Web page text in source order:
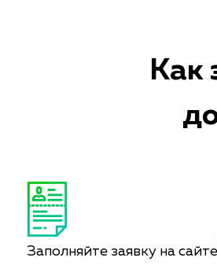
Как
Заполняйте заявку на сайте